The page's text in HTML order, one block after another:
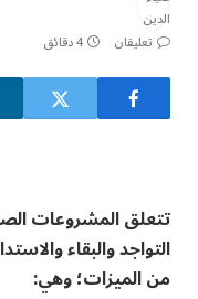
تعليقان 4 دقائق
تتعلق المشروعات
التواجد والبقاء
من الميزات؛ وهي: